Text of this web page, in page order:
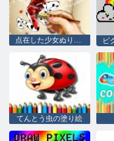
点在した少女ぬりえの本
てんとう虫の塗り絵